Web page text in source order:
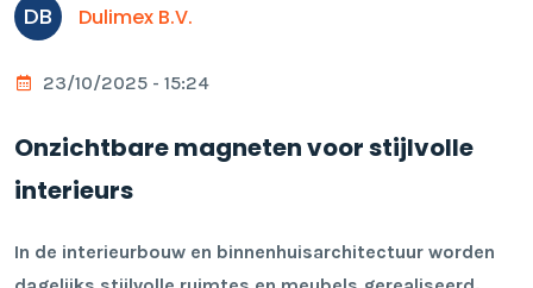
DB Dulimex B.V.
23/10/2025 - 15:24
Onzichtbare magneten voor stijlvolle
interieurs
In de interieurbouw en binnenhuisarchitectuur worden